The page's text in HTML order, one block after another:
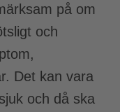
på om
och
Det kan vara
och då ska